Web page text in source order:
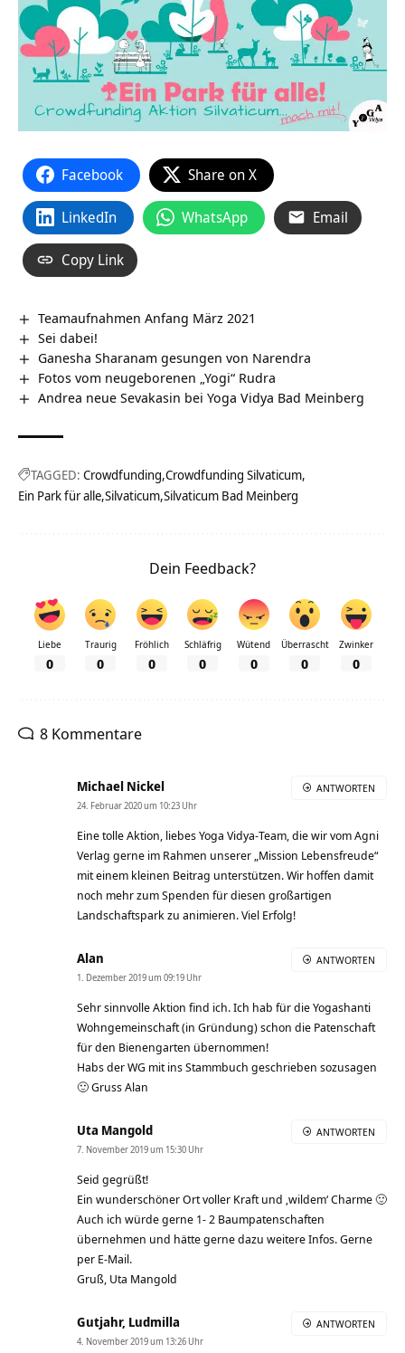
Facebook Share on X
LinkedIn WhatsApp Email
Copy Link
Teamaufnahmen Anfang März 2021
Sei dabei!
Ganesha Sharanam gesungen von Narendra
Fotos vom neugeborenen „Yogi“ Rudra
Andrea neue Sevakasin bei Yoga Vidya Bad Meinberg
TAGGED: Crowdfunding Crowdfunding Silvaticum
Ein Park für alle Silvaticum Silvaticum Bad Meinberg
Dein Feedback?
Liebe
0
Traurig
0
Fröhlich
0
Schläfrig
0
Wütend
0
Überrascht
0
Zwinker
0
8 Kommentare
Michael Nickel
24. Februar 2020 um 10:23 Uhr
Eine tolle Aktion, liebes Yoga Vidya-Team, die wir vom Agni
Verlag gerne im Rahmen unserer „Mission Lebensfreude“
mit einem kleinen Beitrag unterstützen. Wir hoffen damit
noch mehr zum Spenden für diesen großartigen
Landschaftspark zu animieren. Viel Erfolg!
ANTWORTEN
Alan
1. Dezember 2019 um 09:19 Uhr
Sehr sinnvolle Aktion find ich. Ich hab für die Yogashanti
Wohngemeinschaft (in Gründung) schon die Patenschaft
für den Bienengarten übernommen!
Habs der WG mit ins Stammbuch geschrieben sozusagen
🙂 Gruss Alan
ANTWORTEN
Uta Mangold
7. November 2019 um 15:30 Uhr
Seid gegrüßt!
Ein wunderschöner Ort voller Kraft und ‚wildem‘ Charme 🙂
Auch ich würde gerne 1- 2 Baumpatenschaften
übernehmen und hätte gerne dazu weitere Infos. Gerne
per E-Mail.
Gruß, Uta Mangold
ANTWORTEN
Gutjahr, Ludmilla
4. November 2019 um 13:26 Uhr
ANTWORTEN